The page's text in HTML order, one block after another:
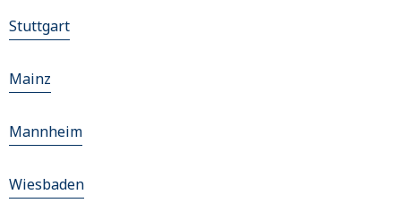
Stuttgart
Mainz
Mannheim
Wiesbaden